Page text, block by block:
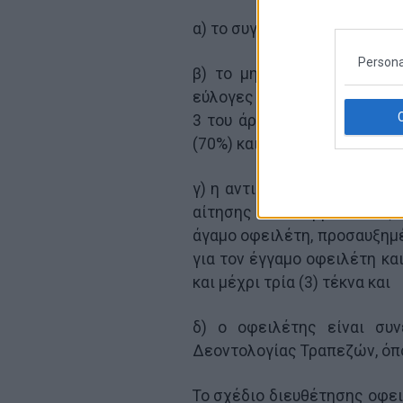
α) το συγκεκριμένο ακίνητο
β) το μηνιαίο διαθέσιμο
εύλογες δαπάνες
3 του άρθρου 5 του
(70%) και
γ) η αντικειμενική αξία
αίτησης δεν υπερβαίνει τις
άγαμο οφειλέτη,
για τον έγγαμο οφειλέτη
και μέχρι τρία (3) τέκνα και
δ) ο οφειλέτης είναι
Δεοντολογίας Τραπεζών,
Το σχέδιο διευθέτησης